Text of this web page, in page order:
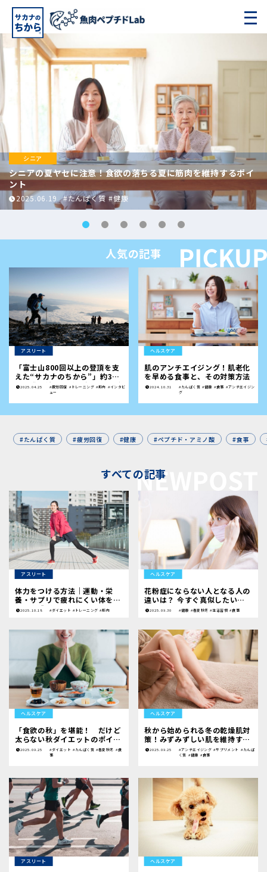
シニア
シニアの夏ヤセに注意！食欲の落ちる夏に筋肉を維持するポイ
ント
2025.06.19 #たんぱく質 #健康
人気の記事
アスリート
「富士山800回以上の登頂を支
えた“サカナのちから”」――約30
年間登り続けた近藤光一さんが
語る、富士山のあるべき姿と食
生活のこだわり
2025.04.25 #疲労回復 #トレーニング #筋肉 #インタビ
ュー
ヘルスケア
肌のアンチエイジング！肌老化
を早める食事と、その対策方法
2024.10.31 #たんぱく質 #健康 #食事 #アンチエイジン
グ
#たんぱく質 #疲労回復 #健康 #ペプチド・アミノ酸 #食事
すべての記事
アスリート
体力をつける方法｜運動・栄
養・サプリで疲れにくい体をつ
くる実践ガイド
2025.10.18 #ダイエット #トレーニング #筋肉
ヘルスケア
花粉症にならない人となる人の
違いは？ 今すぐ真似したいセ
ルフケア
2025.09.30 #健康 #春夏秋冬 #生活習慣 #食事
ヘルスケア
「食欲の秋」を堪能！ だけど
太らない秋ダイエットのポイン
ト！
2025.09.25 #ダイエット #たんぱく質 #春夏秋冬 #食
事
ヘルスケア
秋から始められる冬の乾燥肌対
策！みずみずしい肌を維持する
ために
2025.09.25 #アンチエイジング #サプリメント #たんぱ
く質 #健康 #食事
アスリート ヘルスケア